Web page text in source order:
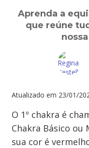
Aprenda a
que reúne
Atualizado em 23/01/
O 1º chakra é
Chakra Básico ou
sua cor é